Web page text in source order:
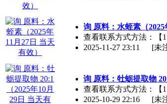
询 原料：水蛭素（2025
查看联系方式方法：【
2025-11-27 23:11
[未
询 原料：牡蛎提取物
查看联系方式方法：【
2025-10-29 22:16
[未